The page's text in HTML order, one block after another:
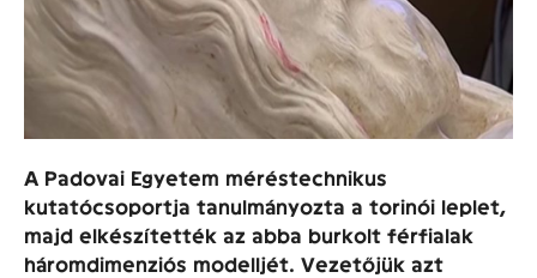
A Padovai Egyetem méréstechnikus
kutatócsoportja tanulmányozta a torinói leplet,
majd elkészítették az abba burkolt férfialak
háromdimenziós modelljét. Vezetőjük azt